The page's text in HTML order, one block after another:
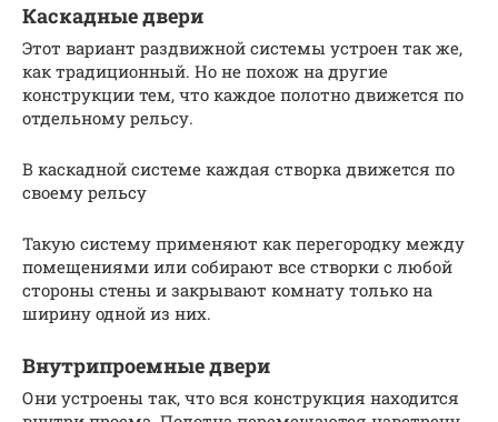
Каскадные двери
Этот вариант раздвижной системы устроен так же,
как традиционный. Но не похож на другие
конструкции тем, что каждое полотно движется по
отдельному рельсу.
В каскадной системе каждая створка движется по
своему рельсу
Такую систему применяют как перегородку между
помещениями или собирают все створки с любой
стороны стены и закрывают комнату только на
ширину одной из них.
Внутрипроемные двери
Они устроены так, что вся конструкция находится